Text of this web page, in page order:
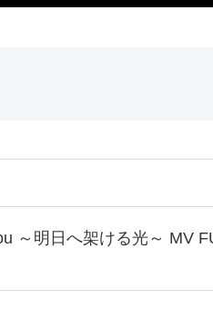
～明日へ架ける光～ MV